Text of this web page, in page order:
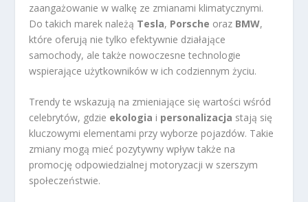
zaangażowanie w walkę ze zmianami klimatycznymi.
Do takich marek należą Tesla, Porsche oraz BMW,
które oferują nie tylko efektywnie działające
samochody, ale także nowoczesne technologie
wspierające użytkowników w ich codziennym życiu.
Trendy te wskazują na zmieniające się wartości wśród
celebrytów, gdzie ekologia i personalizacja stają się
kluczowymi elementami przy wyborze pojazdów. Takie
zmiany mogą mieć pozytywny wpływ także na
promocję odpowiedzialnej motoryzacji w szerszym
społeczeństwie.